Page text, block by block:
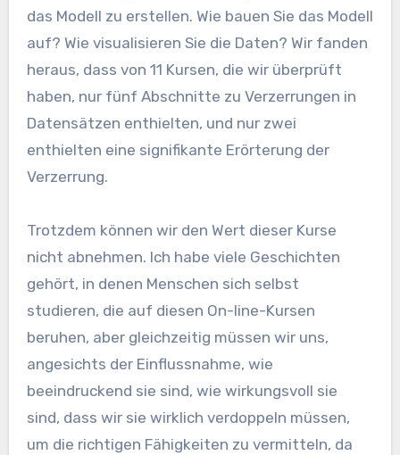
das Modell zu erstellen. Wie bauen Sie das Modell
auf? Wie visualisieren Sie die Daten? Wir fanden
heraus, dass von 11 Kursen, die wir überprüft
haben, nur fünf Abschnitte zu Verzerrungen in
Datensätzen enthielten, und nur zwei
enthielten eine signifikante Erörterung der
Verzerrung.
Trotzdem können wir den Wert dieser Kurse
nicht abnehmen. Ich habe viele Geschichten
gehört, in denen Menschen sich selbst
studieren, die auf diesen On-line-Kursen
beruhen, aber gleichzeitig müssen wir uns,
angesichts der Einflussnahme, wie
beeindruckend sie sind, wie wirkungsvoll sie
sind, dass wir sie wirklich verdoppeln müssen,
um die richtigen Fähigkeiten zu vermitteln, da